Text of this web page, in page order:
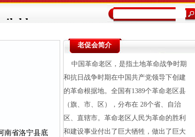
南省洛宁县底
老促会简介
中国革命老区，是指土地革命战争时期
和抗日战争时期在中国共产党领导下创建
的革命根据地。全国有1389个革命老区县
（旗、市、区），分布在 28个省、自治
区、直辖市。革命老区人民为革命的胜利
和建设事业付出了巨大牺牲，做出了巨大